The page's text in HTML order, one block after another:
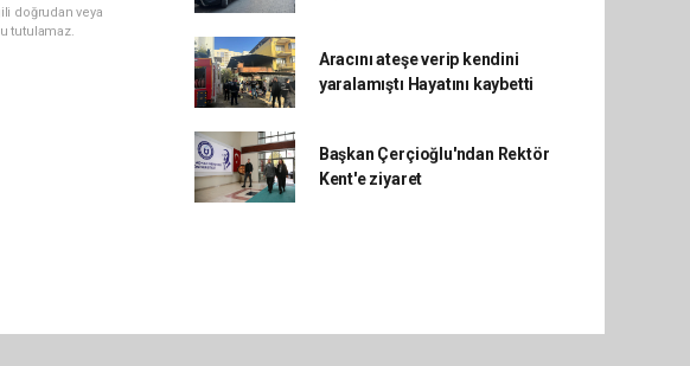
doğrudan veya
tutulamaz.
Aracını ateşe verip kendini
yaralamıştı Hayatını kaybetti
Başkan Çerçioğlu'ndan Rektör
Kent'e ziyaret